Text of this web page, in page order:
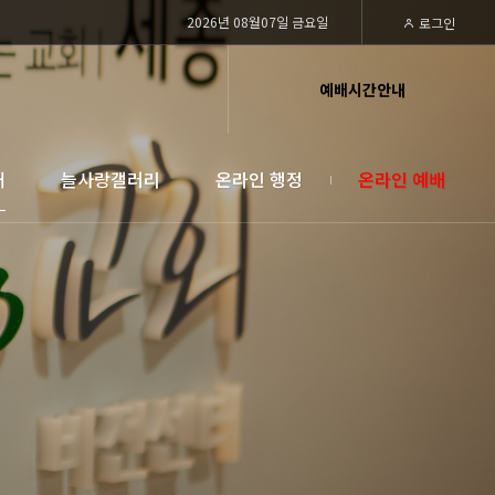
2026년 08월07일 금요일 로그인
예배시간안내
늘사랑갤러리 온라인 행정 온라인 예배